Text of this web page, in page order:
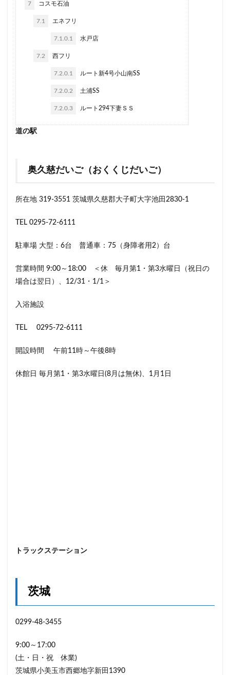
7 コスモ石油
7.1 エネフリ
7.1.0.1 水戸店
7.2 西フリ
7.2.0.1 ルート新4号小山南SS
7.2.0.2 土浦SS
7.2.0.3 ルート294下妻ＳＳ
道の駅
奥久慈だいご（おくくじだいご）
所在地 319-3551 茨城県久慈郡大子町大字池田2830-1
TEL 0295-72-6111
駐車場 大型：6台 普通車：75（身障者用2）台
営業時間 9:00～18:00 ＜休 毎月第1・第3水曜日（祝日の
場合は翌日）、12/31・1/1＞
入浴施設
TEL 0295-72-6111
開設時間 午前11時～午後8時
休館日 毎月第1・第3水曜日(8月は無休)、1月1日
トラックステーション
茨城
0299-48-3455
9:00～17:00
(土・日・祝 休業)
茨城県小美玉市西郷地字新田1390